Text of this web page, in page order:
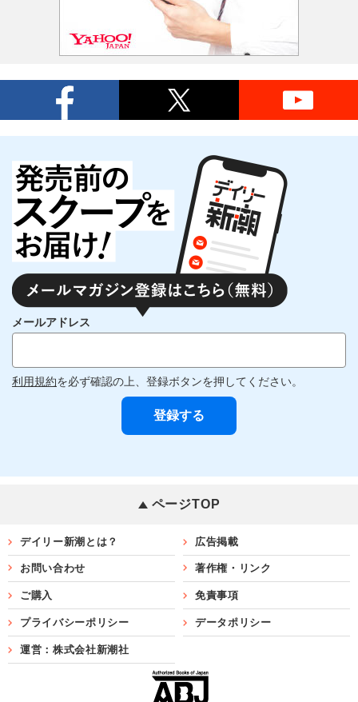
メールアドレス
利用規約を必ず確認の上、登録ボタンを押してください。
ページTOP
デイリー新潮とは？ 広告掲載
お問い合わせ 著作権・リンク
ご購入 免責事項
プライバシーポリシー データポリシー
運営：株式会社新潮社